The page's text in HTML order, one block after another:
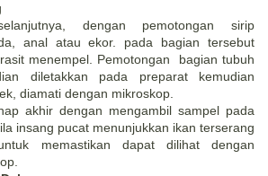
dengan pemotongan sirip
anal atau ekor. pada bagian tersebut
menempel. Pemotongan bagian tubuh
diletakkan pada preparat kemudian
diamati dengan mikroskop.
akhir dengan mengambil sampel pada
insang pucat menunjukkan ikan terserang
memastikan dapat dilihat dengan